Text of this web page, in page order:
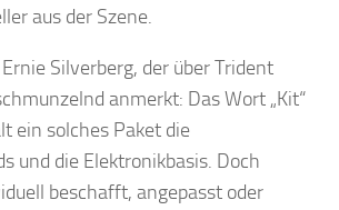
aus der Szene.
Silverberg, der über Trident
anmerkt: Das Wort „Kit“
ein solches Paket die
und die Elektronikbasis. Doch
beschafft, angepasst oder